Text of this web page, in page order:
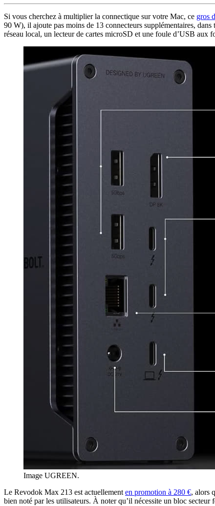
Si vous cherchez à multiplier la connectique sur votre Mac, ce gros
90 W), il ajoute pas moins de 13 connecteurs supplémentaires,
réseau local, un lecteur de cartes microSD et une foule d’USB aux
Image UGREEN.
Le Revodok Max 213 est actuellement en promotion à 280 €, alors
bien noté par les utilisateurs. À noter qu’il nécessite un bloc